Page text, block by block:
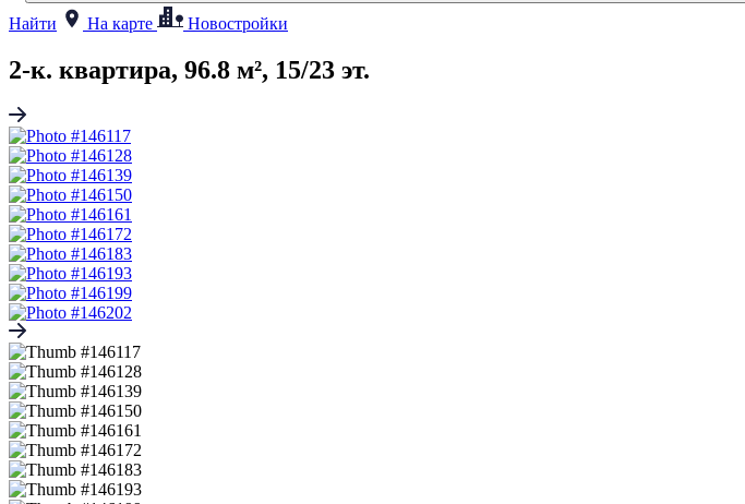
Найти
На карте Новостройки
2-к. квартира, 96.8 м², 15/23 эт.